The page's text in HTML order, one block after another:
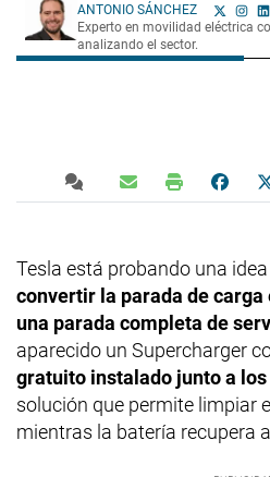
ANTONIO SÁNCHEZ
Experto en movilidad eléctrica
analizando el sector.
Tesla está probando una
convertir la parada de carga
una parada completa de
aparecido un Supercharger
gratuito instalado junto a
solución que permite limpiar
mientras la batería recupera